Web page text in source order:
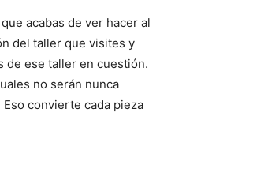
acabas de ver hacer al
del taller que visites y
de ese taller en cuestión.
no serán nunca
convierte cada pieza